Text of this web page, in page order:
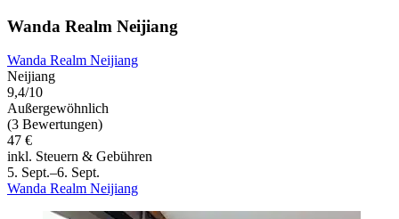
Wanda Realm Neijiang
Wanda Realm Neijiang
Neijiang
9,4/10
Außergewöhnlich
(3 Bewertungen)
47 €
inkl. Steuern & Gebühren
5. Sept.–6. Sept.
Wanda Realm Neijiang